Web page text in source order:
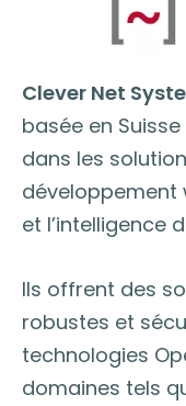
Clever Net
basée en
dans les
développement
et l’intelligence
Ils offrent des
robustes et
technologies
domaines tels